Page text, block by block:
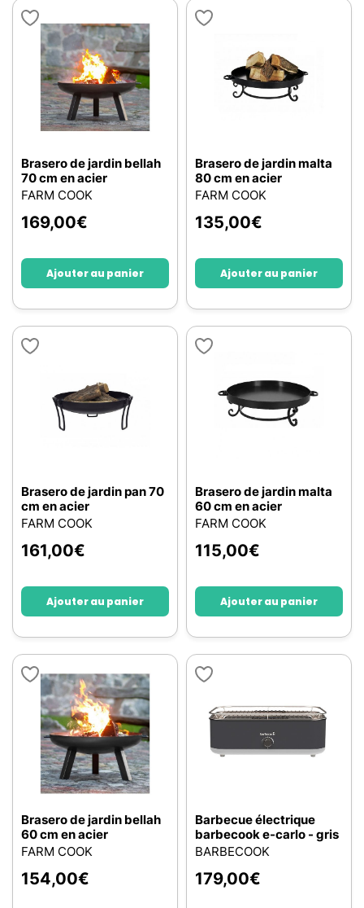
Brasero de jardin bellah
70 cm en acier
FARM COOK
169,00€
Ajouter au panier
Brasero de jardin malta
80 cm en acier
FARM COOK
135,00€
Ajouter au panier
Brasero de jardin pan 70
cm en acier
FARM COOK
161,00€
Ajouter au panier
Brasero de jardin malta
60 cm en acier
FARM COOK
115,00€
Ajouter au panier
Brasero de jardin bellah
60 cm en acier
FARM COOK
154,00€
Barbecue électrique
barbecook e-carlo - gris
BARBECOOK
179,00€